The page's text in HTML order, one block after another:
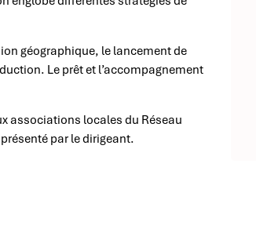
géographique, le lancement de
Le prêt et l’accompagnement
associations locales du Réseau
par le dirigeant.